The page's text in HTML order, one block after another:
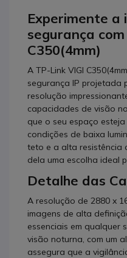
Experimente a
segurança
C350(4mm)
A TP-Link VIGI
segurança IP projetada
resolução
capacidades de visão
que o seu espaço
condições de baixa
teto e a alta resistência
dela uma escolha ideal
Detalhe das
A resolução de 2880 x
imagens de alta
essenciais em qualquer
visão noturna, com um
assegura que a